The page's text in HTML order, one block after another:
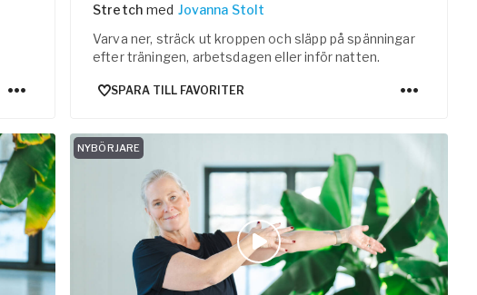
Stretch med Jovanna Stolt
Varva ner, sträck ut kroppen och släpp på spänningar
efter träningen, arbetsdagen eller inför natten.
SPARA TILL FAVORITER
NYBÖRJARE